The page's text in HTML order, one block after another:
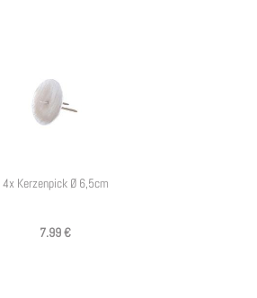
4x Kerzenpick Ø 6,5cm
7.99 €